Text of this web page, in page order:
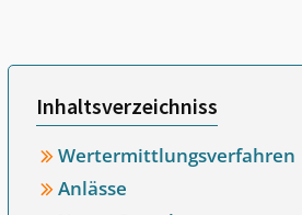
Inhaltsverzeichniss
Wertermittlungsverfahren
Anlässe